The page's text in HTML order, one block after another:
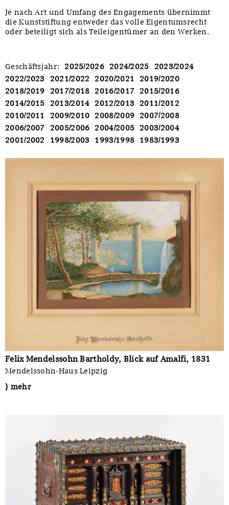
Je nach Art und Umfang des Engagements übernimmt
die Kunststiftung entweder das volle Eigentumsrecht
oder beteiligt sich als Teileigentümer an den Werken.
Geschäftsjahr: 2025/2026 2024/2025
2023/2024
2022/2023
2021/2022 2020/2021
2019/2020
2018/2019
2017/2018 2016/2017
2015/2016
2014/2015
2013/2014 2012/2013
2011/2012
2010/2011
2009/2010 2008/2009
2007/2008
2006/2007
2005/2006 2004/2005
2003/2004
2001/2002
1998/2003 1993/1998 1983/1993
Felix Mendelssohn Bartholdy, Blick auf Amalfi, 1831
Mendelssohn-Haus Leipzig
} mehr